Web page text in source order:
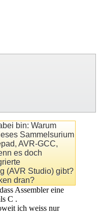
bin: Warum
Sammelsurium
AVR-GCC,
es doch
(AVR Studio) gibt?
dran?
Assembler eine
C .
ich weiss nur